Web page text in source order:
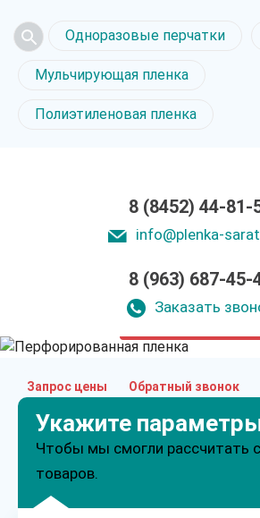
Одноразовые перчатки
Мульчирующая пленка
Полиэтиленовая пленка
8 (8452) 44-81-
info@plenka-
8 (963) 687-45-
Заказать
пленка в
Запрос цены Обратный звонок
Укажите
Чтобы мы смогли рассчитать
товаров.